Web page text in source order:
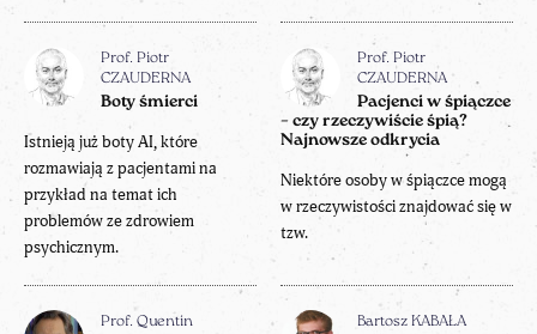
Prof. Piotr
CZAUDERNA
Boty śmierci
Istnieją już boty AI, które
rozmawiają z pacjentami na
przykład na temat ich
problemów ze zdrowiem
psychicznym.
Prof. Piotr
CZAUDERNA
Pacjenci w śpiączce
– czy rzeczywiście śpią?
Najnowsze odkrycia
Niektóre osoby w śpiączce mogą
w rzeczywistości znajdować się w
tzw.
Prof. Quentin
Bartosz KABAŁA